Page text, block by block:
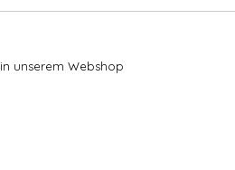
unserem Webshop